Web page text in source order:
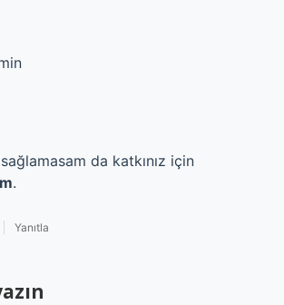
da katkınız için
.
Yanıtla